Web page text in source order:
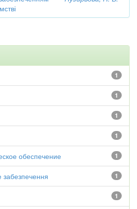
1
1
1
1
1
обеспечение
1
забезпечення
1